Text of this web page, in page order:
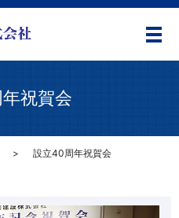
メ
祝賀会
設立40周年祝賀会